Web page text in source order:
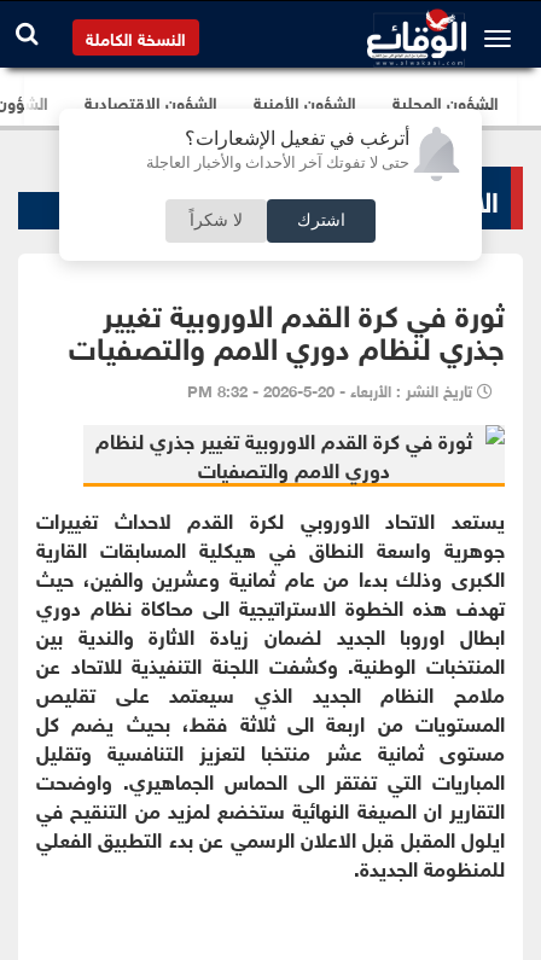
أترغب في تفعيل الإشعارات؟
حتى لا تفوتك آخر الأحداث والأخبار العاجلة
اشترك لا شكراً
النسخة الكاملة
الشؤون المحلية الشؤون الأمنية الشؤون الإقتصادية
الاخبار الرياضية
ثورة في كرة القدم الاوروبية تغيير
جذري لنظام دوري الامم والتصفيات
تاريخ النشر : الأربعاء - 20-5-2026 - 8:32 PM
يستعد الاتحاد الاوروبي لكرة القدم لاحداث تغييرات
جوهرية واسعة النطاق في هيكلية المسابقات القارية
الكبرى وذلك بدءا من عام ثمانية وعشرين والفين، حيث
تهدف هذه الخطوة الاستراتيجية الى محاكاة نظام دوري
ابطال اوروبا الجديد لضمان زيادة الاثارة والندية بين
المنتخبات الوطنية. وكشفت اللجنة التنفيذية للاتحاد عن
ملامح النظام الجديد الذي سيعتمد على تقليص
المستويات من اربعة الى ثلاثة فقط، بحيث يضم كل
مستوى ثمانية عشر منتخبا لتعزيز التنافسية وتقليل
المباريات التي تفتقر الى الحماس الجماهيري. واوضحت
التقارير ان الصيغة النهائية ستخضع لمزيد من التنقيح في
ايلول المقبل قبل الاعلان الرسمي عن بدء التطبيق الفعلي
للمنظومة الجديدة.